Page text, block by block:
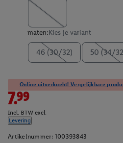
maten:Kies je variant
46 (30/32) 50 (34/
Online uitverkocht! Vergelijkbare
7.99
Incl. BTW excl.
Levering
Artikelnummer: 100393843